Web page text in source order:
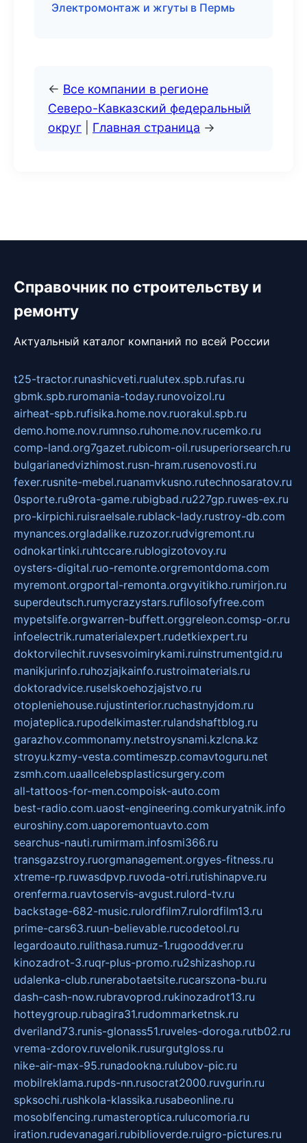
Электромонтаж и жгуты в Пермь
← Все компании в регионе
Северо-Кавказский федеральный
округ
Главная страница →
Справочник по строительству и
ремонту
Актуальный каталог компаний по всей России
t25-tractor.runashicveti.rualutex.spb.rufas.ru
gbmk.spb.ruromania-today.runovoizol.ru
airheat-spb.rufisika.home.nov.ruorakul.spb.ru
demo.home.nov.rumnso.ruhome.nov.rucemko.ru
comp-land.org7gazet.rubicom-oil.rusuperiorsearch.ru
bulgarianedvizhimost.rusn-hram.rusenovosti.ru
fexer.rusnite-mebel.ruanamvkusno.rutechnosaratov.ru
0sporte.ru9rota-game.rubigbad.ru227gp.ruwes-ex.ru
pro-kirpichi.ruisraelsale.rublack-lady.rustroy-db.com
mynances.orgladalike.ruzozor.rudvigremont.ru
odnokartinki.ruhtccare.rublogizotovoy.ru
oysters-digital.ruo-remonte.orgremontdoma.com
myremont.orgportal-remonta.orgvyitikho.rumirjon.ru
superdeutsch.rumycrazystars.rufilosofyfree.com
mypetslife.orgwarren-buffett.orggreleon.comsp-or.ru
infoelectrik.rumaterialexpert.rudetkiexpert.ru
doktorvilechit.ruvsesvoimirykami.ruinstrumentgid.ru
manikjurinfo.ruhozjajkainfo.rustroimaterials.ru
doktoradvice.ruselskoehozjajstvo.ru
otopleniehouse.rujustinterior.ruchastnyjdom.ru
mojateplica.rupodelkimaster.rulandshaftblog.ru
garazhov.commonamy.netstroysnami.kzlcna.kz
stroyu.kzmy-vesta.comtimeszp.comavtoguru.net
zsmh.com.uaallcelebsplasticsurgery.com
all-tattoos-for-men.compoisk-auto.com
best-radio.com.uaost-engineering.comkuryatnik.info
euroshiny.com.uaporemontuavto.com
searchus-nauti.rumirmam.infosmi366.ru
transgazstroy.ruorgmanagement.orgyes-fitness.ru
xtreme-rp.ruwasdpvp.ruvoda-otri.rutishinapve.ru
orenferma.ruavtoservis-avgust.rulord-tv.ru
backstage-682-music.rulordfilm7.rulordfilm13.ru
prime-cars63.ruun-believable.rucodetool.ru
legardoauto.rulithasa.rumuz-1.rugooddver.ru
kinozadrot-3.ruqr-plus-promo.ru2shizashop.ru
udalenka-club.runerabotaetsite.rucarszona-bu.ru
dash-cash-now.rubravoprod.rukinozadrot13.ru
hotteygroup.rubagira31.rudommarketnsk.ru
dveriland73.runis-glonass51.ruveles-doroga.rutb02.ru
vrema-zdorov.ruvelonik.rusurgutgloss.ru
nike-air-max-95.runadookna.rulubov-pic.ru
mobilreklama.rupds-nn.rusocrat2000.ruvgurin.ru
spksochi.rushkola-klassika.rusabeonline.ru
mosoblfencing.rumasteroptica.rulucomoria.ru
iration.rudevanagari.rubiblioverde.ruigro-pictures.ru